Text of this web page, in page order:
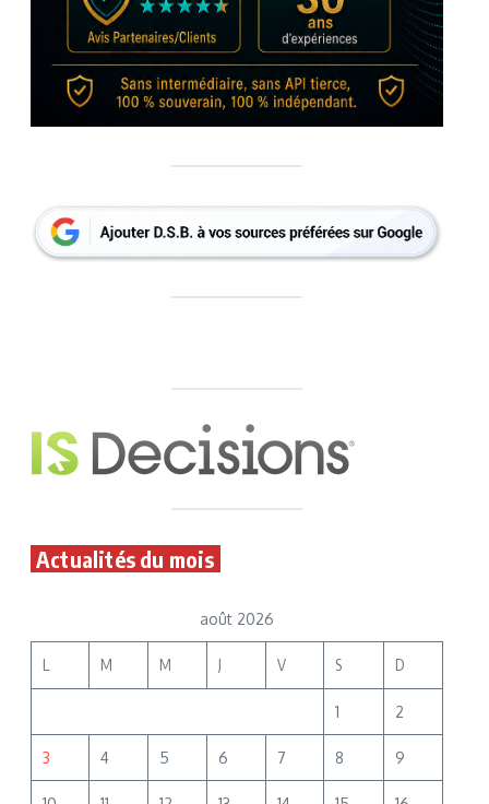
Actualités du mois
août 2026
L M M J V S D
1 2
3 4 5 6 7 8 9